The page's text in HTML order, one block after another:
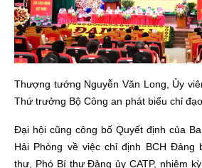
Thượng tướng Nguyễn Văn Long, Ủy
Thứ trưởng Bộ Công an phát biểu chỉ
Đại hội cũng công bố Quyết định của
Hải Phòng về việc chỉ định BCH Đảng
thư, Phó Bí thư Đảng ủy CATP, nhiệm